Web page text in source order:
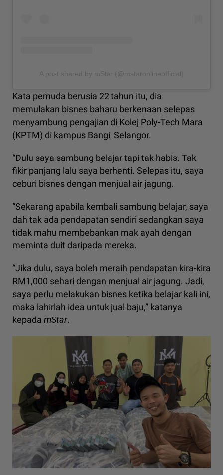
A post shared by mStar (@mstaronlineofficial)
Kata pemuda berusia 22 tahun itu, dia
memulakan bisnes baharu berkenaan selepas
menyambung pengajian di Kolej Poly-Tech Mara
(KPTM) di kampus Bangi, Selangor.
“Dulu saya sambung belajar tapi tak habis. Tak
fikir panjang lalu saya berhenti. Selepas itu, saya
ceburi bisnes dengan menjual air jagung.
“Sekarang apabila kembali sambung belajar, saya
dah tak ada pendapatan sendiri sedangkan saya
tidak mahu membebankan mak ayah dengan
meminta duit daripada mereka.
“Jika dulu, saya boleh meraih pendapatan kira-kira
RM1,000 sehari dengan menjual air jagung. Jadi,
saya perlu melakukan bisnes ketika belajar kali ini,
maka lahirlah idea untuk jual baju,” katanya
kepada mStar.